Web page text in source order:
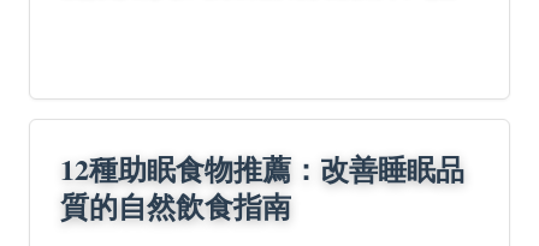
12種助眠食物推薦：改善睡眠品
質的自然飲食指南